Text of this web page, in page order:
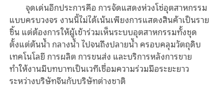
จุดเด่นอีกประการคือ การจัดแสดงห่วงโซ่อุตสาหกรรม
แบบครบวงจร งานนี้ไม่ได้เน้นเพียงการแสดงสินค้าเป็นราย
ชิ้น แต่ต้องการให้ผู้เข้าร่วมเห็นระบบอุตสาหกรรมทั้งชุด
ตั้งแต่ต้นน้ำ กลางน้ำ ไปจนถึงปลายน้ำ ครอบคลุมวัตถุดิบ
เทคโนโลยี การผลิต การขนส่ง และบริการหลังการขาย
ทำให้งานมีบทบาทเป็นเวทีเชื่อมความร่วมมือระยะยาว
ระหว่างบริษัทจีนกับบริษัทต่างชาติ